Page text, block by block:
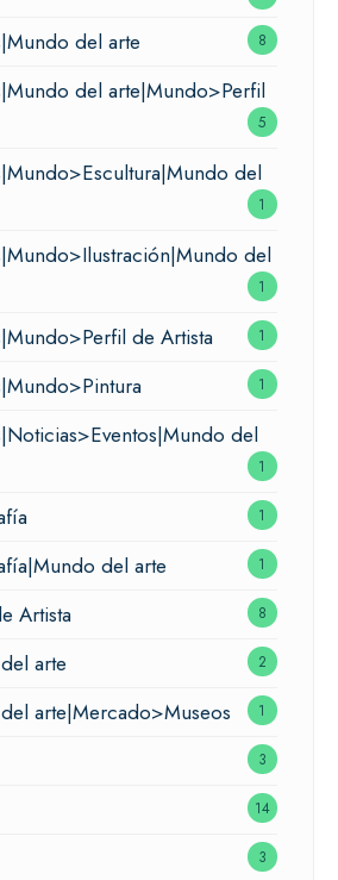
del arte 8
del arte|Mundo>Perfil
5
del
1
del
1
de Artista 1
1
del
1
1
del arte 1
Artista 8
arte 2
arte|Mercado>Museos 1
3
14
3